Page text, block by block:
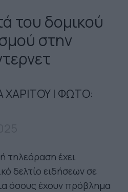
του δομικού
στην
ΧΑΡΙΤΟΥ | ΦΩΤΟ:
τηλεόραση έχει
δελτίο ειδήσεων σε
όσους έχουν πρόβλημα